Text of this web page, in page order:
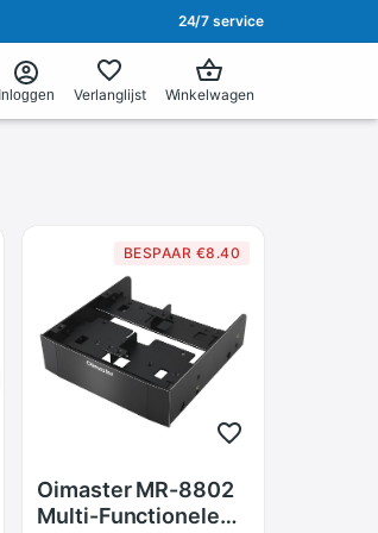
24/7 service
Inloggen Verlanglijst Winkelwagen
BESPAAR €8.40
Oimaster MR-8802
Multi-Functionele